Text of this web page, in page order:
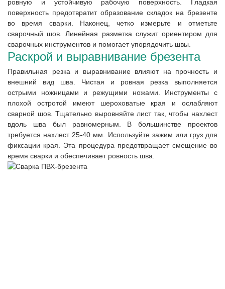
ровную и устойчивую рабочую поверхность. Гладкая
поверхность предотвратит образование складок на брезенте
во время сварки. Наконец, четко измерьте и отметьте
сварочный шов. Линейная разметка служит ориентиром для
сварочных инструментов и помогает упорядочить швы.
Раскрой и выравнивание брезента
Правильная резка и выравнивание влияют на прочность и
внешний вид шва. Чистая и ровная резка выполняется
острыми ножницами и режущими ножами. Инструменты с
плохой остротой имеют шероховатые края и ослабляют
сварной шов. Тщательно выровняйте лист так, чтобы нахлест
вдоль шва был равномерным. В большинстве проектов
требуется нахлест 25-40 мм. Используйте зажим или груз для
фиксации края. Эта процедура предотвращает смещение во
время сварки и обеспечивает ровность шва.